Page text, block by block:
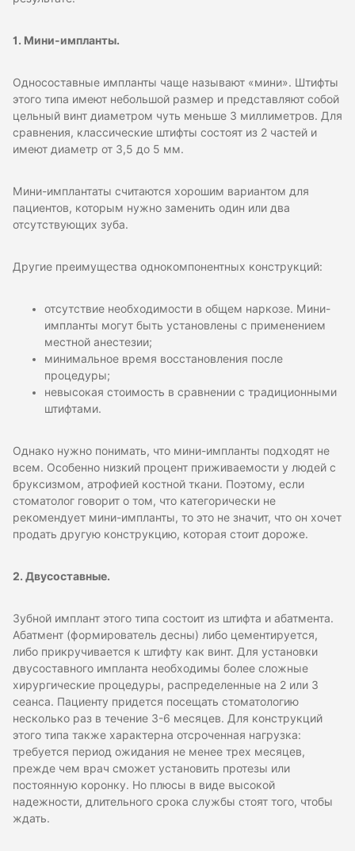
1. Мини-импланты.
Односоставные импланты чаще называют «мини». Штифты
этого типа имеют небольшой размер и представляют собой
цельный винт диаметром чуть меньше 3 миллиметров. Для
сравнения, классические штифты состоят из 2 частей и
имеют диаметр от 3,5 до 5 мм.
Мини-имплантаты считаются хорошим вариантом для
пациентов, которым нужно заменить один или два
отсутствующих зуба.
Другие преимущества однокомпонентных конструкций:
отсутствие необходимости в общем наркозе. Мини-
импланты могут быть установлены с применением
местной анестезии;
минимальное время восстановления после
процедуры;
невысокая стоимость в сравнении с традиционными
штифтами.
Однако нужно понимать, что мини-импланты подходят не
всем. Особенно низкий процент приживаемости у людей с
бруксизмом, атрофией костной ткани. Поэтому, если
стоматолог говорит о том, что категорически не
рекомендует мини-импланты, то это не значит, что он хочет
продать другую конструкцию, которая стоит дороже.
2. Двусоставные.
Зубной имплант этого типа состоит из штифта и абатмента.
Абатмент (формирователь десны) либо цементируется,
либо прикручивается к штифту как винт. Для установки
двусоставного импланта необходимы более сложные
хирургические процедуры, распределенные на 2 или 3
сеанса. Пациенту придется посещать стоматологию
несколько раз в течение 3-6 месяцев. Для конструкций
этого типа также характерна отсроченная нагрузка:
требуется период ожидания не менее трех месяцев,
прежде чем врач сможет установить протезы или
постоянную коронку. Но плюсы в виде высокой
надежности, длительного срока службы стоят того, чтобы
ждать.